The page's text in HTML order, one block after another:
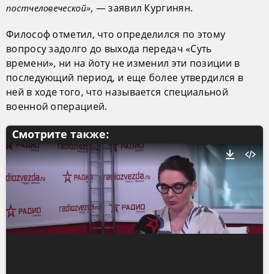
постчеловеческой», — заявил Кургинян.
Философ отметил, что определился по этому
вопросу задолго до выхода передач «Суть
времени», ни на йоту не изменил эти позиции в
последующий период, и еще более утвердился в
ней в ходе того, что называется специальной
военной операцией.
Смотрите также: